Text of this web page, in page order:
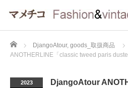
Home DjangoAtour, goods_取扱商品
ANOTHERLINE「classic tweed paris
2023
DjangoAtour